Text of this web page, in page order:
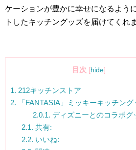
ケーションが豊かに幸せになるよう
トしたキッチングッズを届けてくれ
目次 [hide]
1. 212キッチンストア
2. 「FANTASIA」ミッキーキッチング
2.0.1. ディズニーとのコラボグ
2.1. 共有:
2.2. いいね: